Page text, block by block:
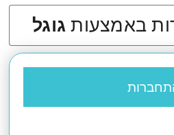
באמצעות גוגל